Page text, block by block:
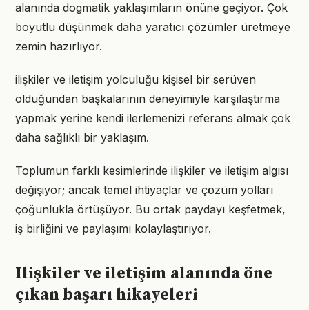
alanında dogmatik yaklaşımların önüne geçiyor. Çok
boyutlu düşünmek daha yaratıcı çözümler üretmeye
zemin hazırlıyor.
ilişkiler ve iletişim yolculuğu kişisel bir serüven
olduğundan başkalarının deneyimiyle karşılaştırma
yapmak yerine kendi ilerlemenizi referans almak çok
daha sağlıklı bir yaklaşım.
Toplumun farklı kesimlerinde ilişkiler ve iletişim algısı
değişiyor; ancak temel ihtiyaçlar ve çözüm yolları
çoğunlukla örtüşüyor. Bu ortak paydayı keşfetmek,
iş birliğini ve paylaşımı kolaylaştırıyor.
Ilişkiler ve iletişim alanında öne
çıkan başarı hikayeleri